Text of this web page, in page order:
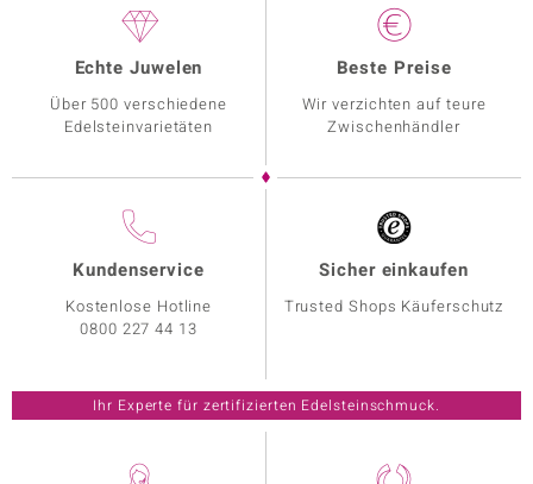
Echte Juwelen
Über 500 verschiedene
Edelsteinvarietäten
Beste Preise
Wir verzichten auf teure
Zwischenhändler
Kundenservice
Kostenlose Hotline
0800 227 44 13
Sicher einkaufen
Trusted Shops Käuferschutz
Ihr Experte für zertifizierten Edelsteinschmuck.